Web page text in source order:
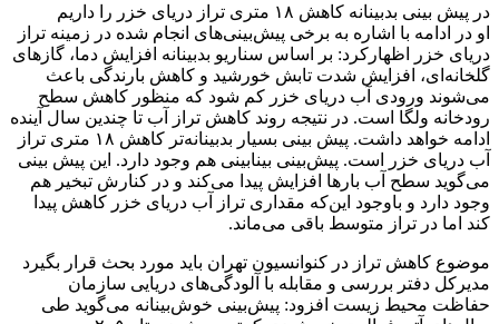
در پیش بینی بدبینانه کاهش ۱۸ متری تراز دریای خزر را داریم
او در ادامه با اشاره به برخی پیش‌بینی‌های انجام شده در زمینه تراز
دریای خزر اظهارکرد: بر اساس سناریو بدبینانه افزایش دما، گازهای
گلخانه‌ای، افزایش شدت تابش خورشید و کاهش بارندگی باعث
می‌شوند ورودی آب دریای خزر کم شود که منظور کاهش سطح
رودخانه ولگا است. در نتیجه روند کاهش تراز آب تا چندین سال آینده
ادامه خواهد داشت. پیش بینی بسیار بدبینانه‌تر کاهش ۱۸ متری تراز
آب دریای خزر است. پیش‌بینی بینابینی هم وجود دارد. این پیش بینی
می‌گوید سطح آب بارها افزایش پیدا می‌کند و در کنارش تبخیر هم
وجود دارد و باوجود این‌که مقداری تراز آب دریای خزر کاهش پیدا
کند اما در تراز متوسط باقی می‌ماند.
موضوع کاهش تراز در کنوانسیون تهران باید مورد بحث قرار بگیرد
مدیرکل دفتر بررسی و مقابله با آلودگی‌های دریایی سازمان
حفاظت محیط زیست افزود: پیش‌بینی خوش‌بینانه می‌گوید طی